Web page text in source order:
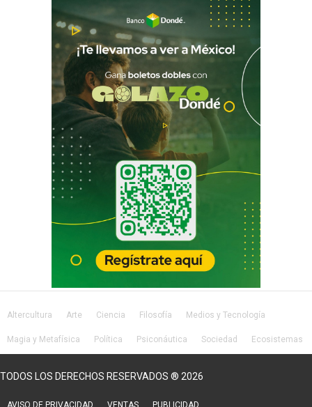
Altercultura Arte Ciencia Filosofía Medios y Tecnología
Magia y Metafísica Política Psiconáutica Sociedad Ecosistemas
TODOS LOS DERECHOS RESERVADOS ® 2026
AVISO DE PRIVACIDAD VENTAS PUBLICIDAD